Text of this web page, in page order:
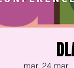
mar, 24 mar
  |